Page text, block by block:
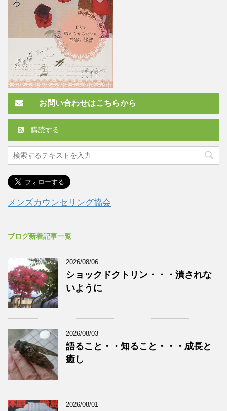
お問い合わせはこちらから
購読する
メンズカウンセリング協会
ブログ新着記事一覧
2026/08/06
ショックドクトリン・・・潰されな
いように
2026/08/03
語ること・・知ること・・・成長と
癒し
2026/08/01